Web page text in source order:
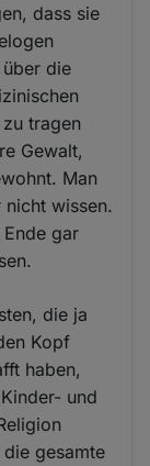
dass sie
die
tragen
Gewalt,
Man
wissen.
gar
die ja
Kopf
haben,
und
gesamte